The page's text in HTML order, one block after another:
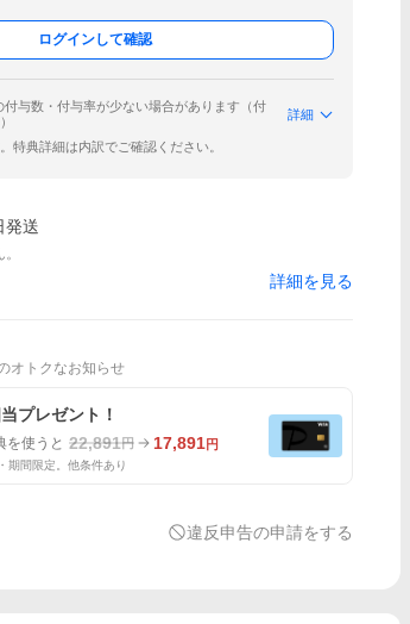
ログインして確認
付与数・付与率が少ない場合があります（付
詳細
特典詳細は内訳でご確認ください。
発送
詳細を見る
オトクなお知らせ
プレゼント！
を使うと 22,891円 17,891円
期間限定。他条件あり
違反申告の申請をする